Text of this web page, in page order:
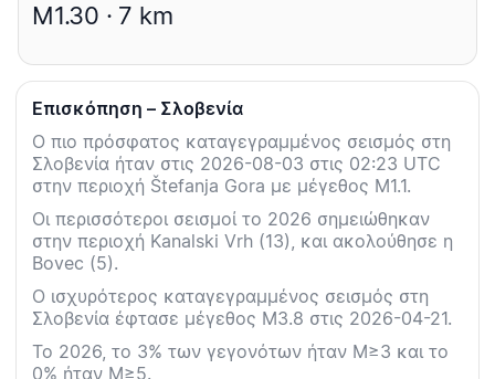
M1.30 · 7 km
Επισκόπηση – Σλοβενία
Ο πιο πρόσφατος καταγεγραμμένος σεισμός στη
Σλοβενία ήταν στις 2026-08-03 στις 02:23 UTC
στην περιοχή Štefanja Gora με μέγεθος M1.1.
Οι περισσότεροι σεισμοί το 2026 σημειώθηκαν
στην περιοχή Kanalski Vrh (13), και ακολούθησε η
Bovec (5).
Ο ισχυρότερος καταγεγραμμένος σεισμός στη
Σλοβενία έφτασε μέγεθος M3.8 στις 2026-04-21.
Το 2026, το 3% των γεγονότων ήταν M≥3 και το
0% ήταν M≥5.